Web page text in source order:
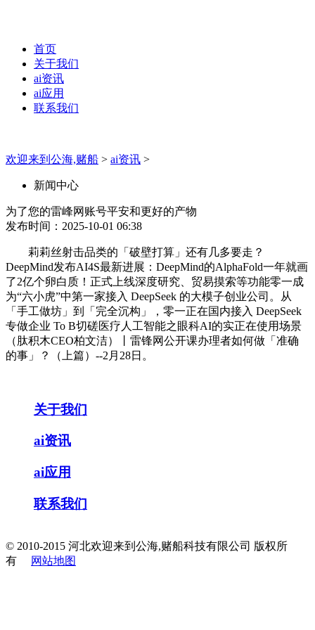
首页
关于我们
ai资讯
ai应用
联系我们
欢迎来到公海,赌船 > ai资讯 >
新闻中心
为了您的雷峰网账号平安和更好的产物
发布时间：2025-10-01 06:38
莉莉丝射击品类的「破壁打算」还有几多要走？
DeepMind发布AI4S最新进展：DeepMind的AlphaFold一年就画
了2亿个卵白质！正式上线深度研究、贸易摸索等功能零一成
为“六小虎”中第一家接入 DeepSeek 的大模子创业公司。从
「手工做坊」到「完全沉构」，零一正在国内接入 DeepSeek
专做企业 To B切磋医疗人工智能之眼科AI的实正在使用场景
（肽积木CEO柏文洁）丨雷锋网公开课办理者如何做「准确
的事」？（上篇）--2月28日。
关于我们
ai资讯
ai应用
联系我们
© 2010-2015 河北欢迎来到公海,赌船科技有限公司 版权所
有
网站地图